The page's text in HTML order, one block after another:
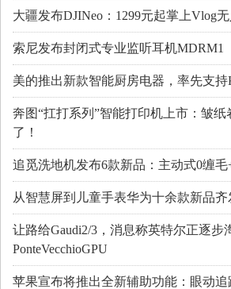
大疆发布DJINeo：1299元起掌上Vlog
索尼发布封闭式专业监听耳机MDRM1
美的推出新款智能厨房电器，率先支
奔图“扛打系列”智能打印机上市：皱
了！
追觅洗地机发布6款新品：主动式0缠
从智慧屏到儿童手表华为十余款新品齐
让路给Gaudi2/3，消息称英特尔正逐步
PonteVecchioGPU
苹果宣布将推出全新辅助功能：眼动